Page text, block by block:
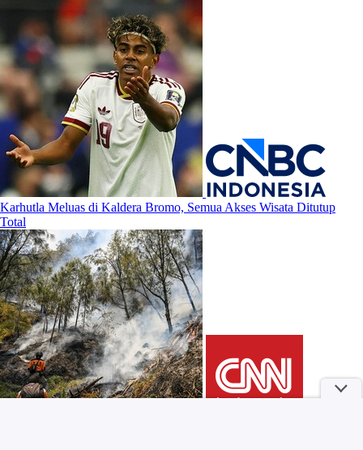
Karhutla Meluas di Kaldera Bromo, Semua Akses Wisata Ditutup
Total